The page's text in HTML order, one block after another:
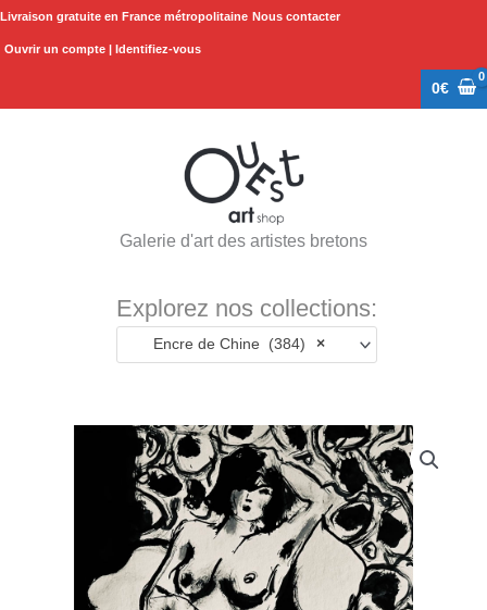
Aller
Livraison gratuite en France métropolitaine Nous contacter
Ouvrir un compte | Identifiez-vous
0€
Galerie d'art des artistes bretons
Explorez nos collections:
×
Encre de Chine (384)